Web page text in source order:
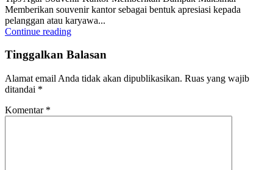
Memberikan souvenir kantor sebagai bentuk apresiasi kepada
pelanggan atau karyawa...
Continue reading
Tinggalkan Balasan
Alamat email Anda tidak akan dipublikasikan. Ruas yang wajib
ditandai *
Komentar *